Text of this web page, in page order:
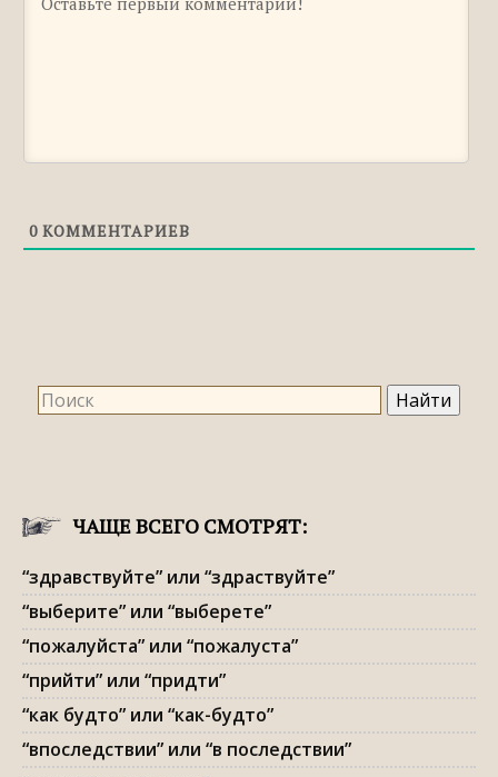
Правильное правописание: «аванс» или
«кирпичь» или «керпич»
Правильное правописание:
0 КОММЕНТАРИЕВ
ЧАЩЕ ВСЕГО СМОТРЯТ:
“здравствуйте” или “здраствуйте”
“выберите” или “выберете”
“пожалуйста” или “пожалуста”
“прийти” или “придти”
“как будто” или “как-будто”
“впоследствии” или “в последствии”